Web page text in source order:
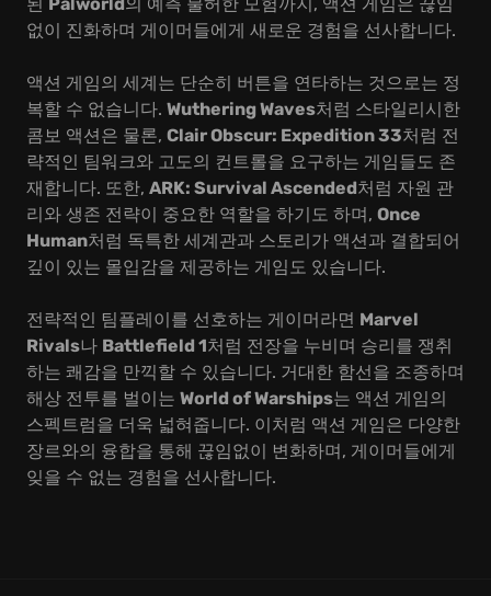
없이 진화하며 게이머들에게 새로운 경험을 선사합니다.
액션 게임의 세계는 단순히 버튼을 연타하는 것으로는 정
복할 수 없습니다. Wuthering Waves처럼 스타일리시한
콤보 액션은 물론, Clair Obscur: Expedition 33처럼 전
략적인 팀워크와 고도의 컨트롤을 요구하는 게임들도 존
재합니다. 또한, ARK: Survival Ascended처럼 자원 관
리와 생존 전략이 중요한 역할을 하기도 하며, Once
Human처럼 독특한 세계관과 스토리가 액션과 결합되어
깊이 있는 몰입감을 제공하는 게임도 있습니다.
전략적인 팀플레이를 선호하는 게이머라면 Marvel
Rivals나 Battlefield 1처럼 전장을 누비며 승리를 쟁취
하는 쾌감을 만끽할 수 있습니다. 거대한 함선을 조종하며
해상 전투를 벌이는 World of Warships는 액션 게임의
스펙트럼을 더욱 넓혀줍니다. 이처럼 액션 게임은 다양한
장르와의 융합을 통해 끊임없이 변화하며, 게이머들에게
잊을 수 없는 경험을 선사합니다.